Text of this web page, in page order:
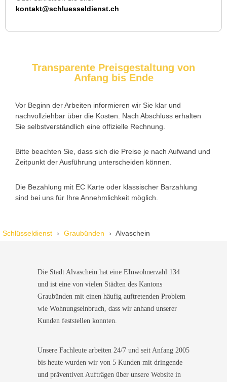
Service rufen. Techniker war schnell da, aber das Ersatzteil
Daniel W. aus Uster
Zuverlässiger Service bei einem verlorenen Haustürschlüssel.
Die Tür wurde ohne Kratzer geöffnet, nur der Preis war leicht
N Nadine H. aus Aadorf
Wir standen mit den Kindern vor verschlossener Tür – der
kontakt@schluesseldienst.ch
Transparente Preisgestaltung von
Anfang bis Ende
Vor Beginn der Arbeiten informieren wir Sie klar und
nachvollziehbar über die Kosten. Nach Abschluss erhalten
Sie selbstverständlich eine offizielle Rechnung.
Bitte beachten Sie, dass sich die Preise je nach Aufwand und
Zeitpunkt der Ausführung unterscheiden können.
Die Bezahlung mit EC Karte oder klassischer Barzahlung
sind bei uns für Ihre Annehmlichkeit möglich.
Schlüsseldienst Graubünden Alvaschein
Die Stadt Alvaschein hat eine EInwohnerzahl 134
und ist eine von vielen Städten des Kantons
Graubünden mit einen häufig auftretenden Problem
wie Wohnungseinbruch, dass wir anhand unserer
Kunden feststellen konnten.
Unsere Fachleute arbeiten 24/7 und seit Anfang 2005
bis heute wurden wir von 5 Kunden mit dringende
und präventiven Aufträgen über unsere Website in